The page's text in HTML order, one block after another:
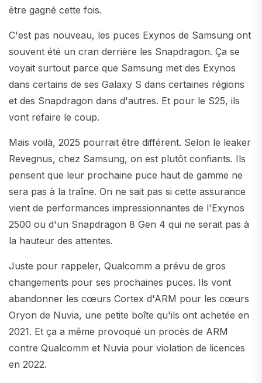
être gagné cette fois.
C'est pas nouveau, les puces Exynos de Samsung ont
souvent été un cran derrière les Snapdragon. Ça se
voyait surtout parce que Samsung met des Exynos
dans certains de ses Galaxy S dans certaines régions
et des Snapdragon dans d'autres. Et pour le S25, ils
vont refaire le coup.
Mais voilà, 2025 pourrait être différent. Selon le leaker
Revegnus, chez Samsung, on est plutôt confiants. Ils
pensent que leur prochaine puce haut de gamme ne
sera pas à la traîne. On ne sait pas si cette assurance
vient de performances impressionnantes de l'Exynos
2500 ou d'un Snapdragon 8 Gen 4 qui ne serait pas à
la hauteur des attentes.
Juste pour rappeler, Qualcomm a prévu de gros
changements pour ses prochaines puces. Ils vont
abandonner les cœurs Cortex d'ARM pour les cœurs
Oryon de Nuvia, une petite boîte qu'ils ont achetée en
2021. Et ça a même provoqué un procès de ARM
contre Qualcomm et Nuvia pour violation de licences
en 2022.